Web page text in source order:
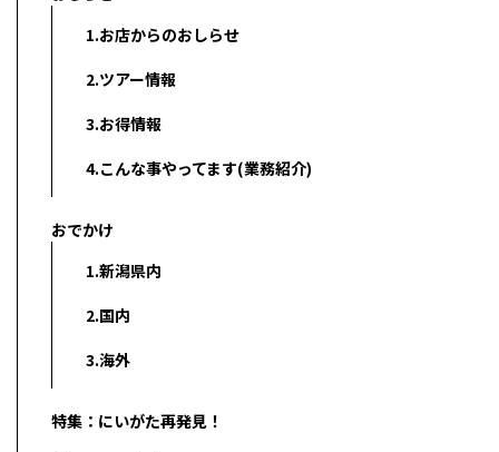
1.お店からのおしらせ
2.ツアー情報
3.お得情報
4.こんな事やってます(業務紹介)
おでかけ
1.新潟県内
2.国内
3.海外
特集：にいがた再発見！